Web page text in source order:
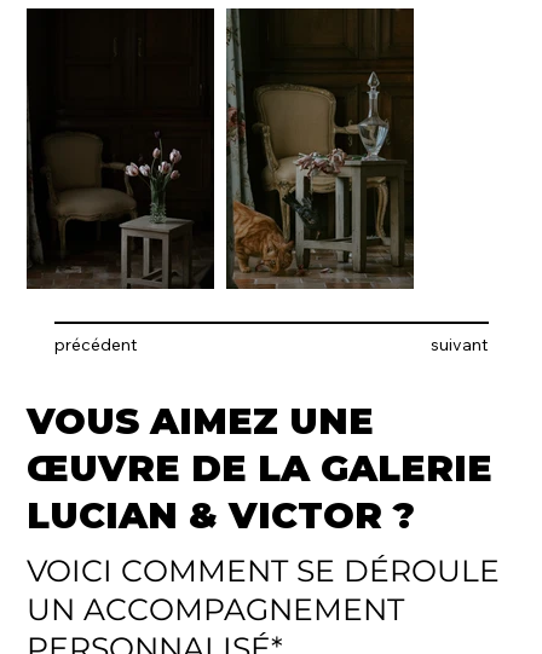
précédent suivant
VOUS AIMEZ UNE
ŒUVRE DE LA GALERIE
LUCIAN & VICTOR ?
VOICI COMMENT SE DÉROULE
UN ACCOMPAGNEMENT